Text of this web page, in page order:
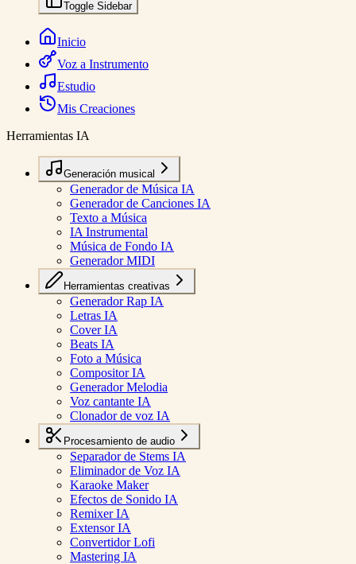
Toggle Sidebar
Inicio
Voz a Instrumento
Estudio
Mis Creaciones
Herramientas IA
Generación musical
Generador de Música IA
Generador de Canciones IA
Texto a Música
IA Instrumental
Música de Fondo IA
Generador MIDI
Herramientas creativas
Generador Rap IA
Letras IA
Cover IA
Beats IA
Foto a Música
Compositor IA
Generador Melodia
Voz cantante IA
Clonador de voz IA
Procesamiento de audio
Separador de Stems IA
Eliminador de Voz IA
Karaoke Maker
Efectos de Sonido IA
Remixer IA
Extensor IA
Convertidor Lofi
Mastering IA